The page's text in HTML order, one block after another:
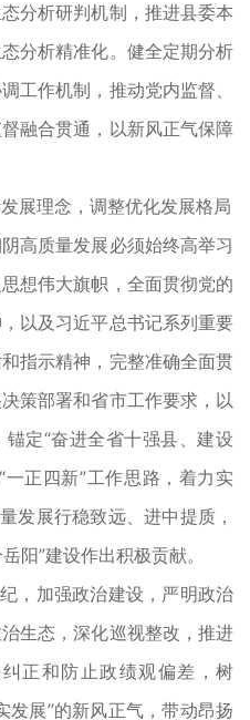
分析研判机制，推进县委本
分析精准化。健全定期分析
工作机制，推动党内监督、
融合贯通，以新风正气保障
理念，调整优化发展格局
质量发展必须始终高举习
想伟大旗帜，全面贯彻党的
以及习近平总书记系列重要
指示精神，完整准确全面贯
策部署和省市工作要求，以
定“奋进全省十强县、建设
正四新”工作思路，着力实
发展行稳致远、进中提质，
阳”建设作出积极贡献。
加强政治建设，严明政治
生态，深化巡视整改，推进
正和防止政绩观偏差，树
发展”的新风正气，带动昂扬